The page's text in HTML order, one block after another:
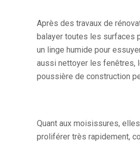
Après des travaux de
balayer toutes les surfaces
un linge humide pour
aussi nettoyer les fenêtres,
poussière de construction
Quant aux moisissures,
proliférer très rapidement,